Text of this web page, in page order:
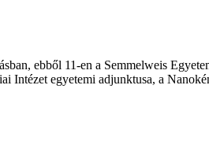
ebből 11-en a Semmelweis
Intézet egyetemi adjunktusa, a